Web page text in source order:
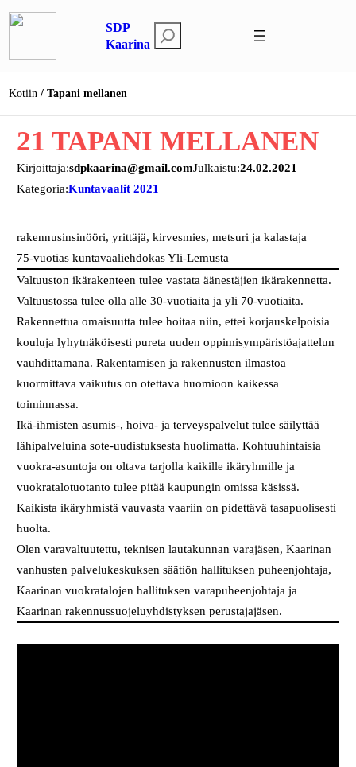
Siirry
sisältöön
SDP
Kaarina
t
s
Kotiin Tapani mellanen
21 TAPANI MELLANEN
Kirjoittaja:sdpkaarina@gmail.comJulkaistu:24.02.2021
Kategoria:Kuntavaalit 2021
rakennusinsinööri, yrittäjä, kirvesmies, metsuri ja kalastaja
75-vuotias kuntavaaliehdokas Yli-Lemusta
Valtuuston ikärakenteen tulee vastata äänestäjien ikärakennetta.
Valtuustossa tulee olla alle 30-vuotiaita ja yli 70-vuotiaita.
Rakennettua omaisuutta tulee hoitaa niin, ettei korjauskelpoisia
kouluja lyhytnäköisesti pureta uuden oppimisympäristöajattelun
vauhdittamana. Rakentamisen ja rakennusten ilmastoa
kuormittava vaikutus on otettava huomioon kaikessa
toiminnassa.
Ikä-ihmisten asumis-, hoiva- ja terveyspalvelut tulee säilyttää
lähipalveluina sote-uudistuksesta huolimatta. Kohtuuhintaisia
vuokra-asuntoja on oltava tarjolla kaikille ikäryhmille ja
vuokratalotuotanto tulee pitää kaupungin omissa käsissä.
Kaikista ikäryhmistä vauvasta vaariin on pidettävä tasapuolisesti
huolta.
Olen varavaltuutettu, teknisen lautakunnan varajäsen, Kaarinan
vanhusten palvelukeskuksen säätiön hallituksen puheenjohtaja,
Kaarinan vuokratalojen hallituksen varapuheenjohtaja ja
Kaarinan rakennussuojeluyhdistyksen perustajajäsen.